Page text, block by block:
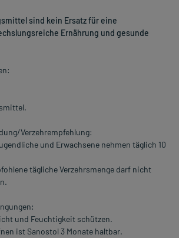
sind kein Ersatz für eine
Ernährung und gesunde
Verzehrempfehlung:
und Erwachsene nehmen täglich 10
tägliche Verzehrsmenge darf nicht
und Feuchtigkeit schützen.
ist Sanostol 3 Monate haltbar.